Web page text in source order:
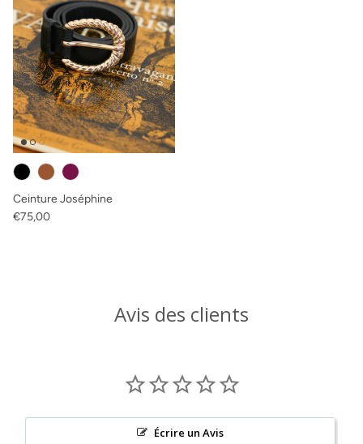
Ceinture Joséphine
Prix habituel
€75,00
Avis des clients
Écrire un Avis